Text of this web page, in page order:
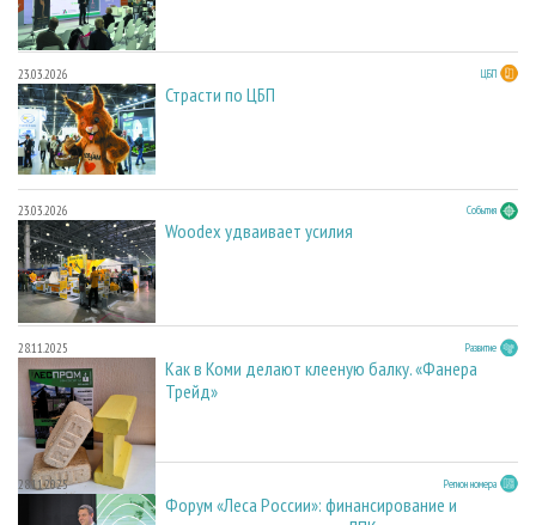
23.03.2026 ЦБП
Страсти по ЦБП
23.03.2026 События
Woodex удваивает усилия
28.11.2025 Развитие
Как в Коми делают клееную балку. «Фанера
Трейд»
28.11.2025 Регион номера
Форум «Леса России»: финансирование и